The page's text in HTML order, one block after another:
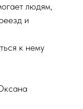
людям,
и
к нему